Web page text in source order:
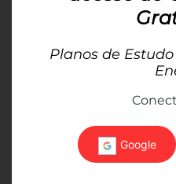
Por Luana Beatriz dos Santos
acesso à cultura, tema já
Planos de